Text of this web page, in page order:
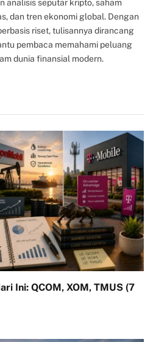
analisis seputar kripto, saham
dan tren ekonomi global. Dengan
riset, tulisannya dirancang
pembaca memahami peluang
dunia finansial modern.
Ini: QCOM, XOM, TMUS (7